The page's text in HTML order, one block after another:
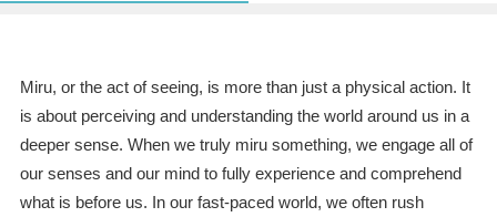
Miru, or the act of seeing, is more than just a physical action. It
is about perceiving and understanding the world around us in a
deeper sense. When we truly miru something, we engage all of
our senses and our mind to fully experience and comprehend
what is before us. In our fast-paced world, we often rush